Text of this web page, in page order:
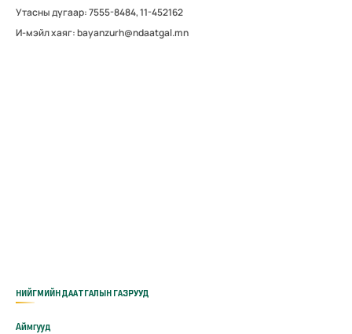
Утасны дугаар: 7555-8484, 11-452162
И-мэйл хаяг: bayanzurh@ndaatgal.mn
НИЙГМИЙН ДААТГАЛЫН ГАЗРУУД
Аймгууд